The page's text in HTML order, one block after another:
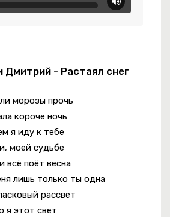
Дмитрий - Растаял снег
морозы прочь
короче ночь
я иду к тебе
моей судьбе
всё поёт весна
лишь только ты одна
рассвет
я этот свет